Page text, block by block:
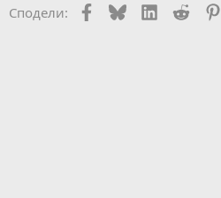
Сподели: Facebook
BlueskyLinkedIn
Reddit